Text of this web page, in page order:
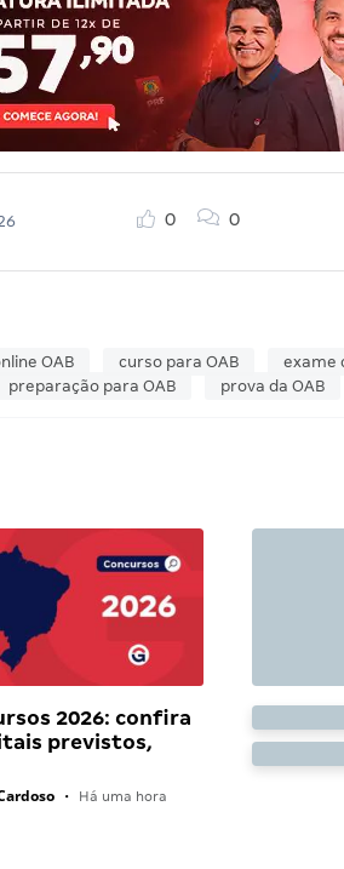
0 0
OAB curso para OAB exame
preparação para OAB prova da OAB
2026: confira
previstos,
• Há uma hora